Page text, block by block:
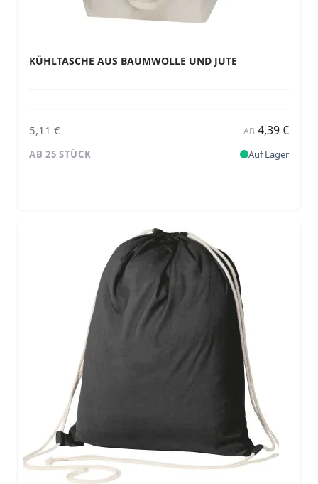
KÜHLTASCHE AUS BAUMWOLLE UND JUTE
5,11 € AB 4,39 €
AB 25 STÜCK Auf Lager